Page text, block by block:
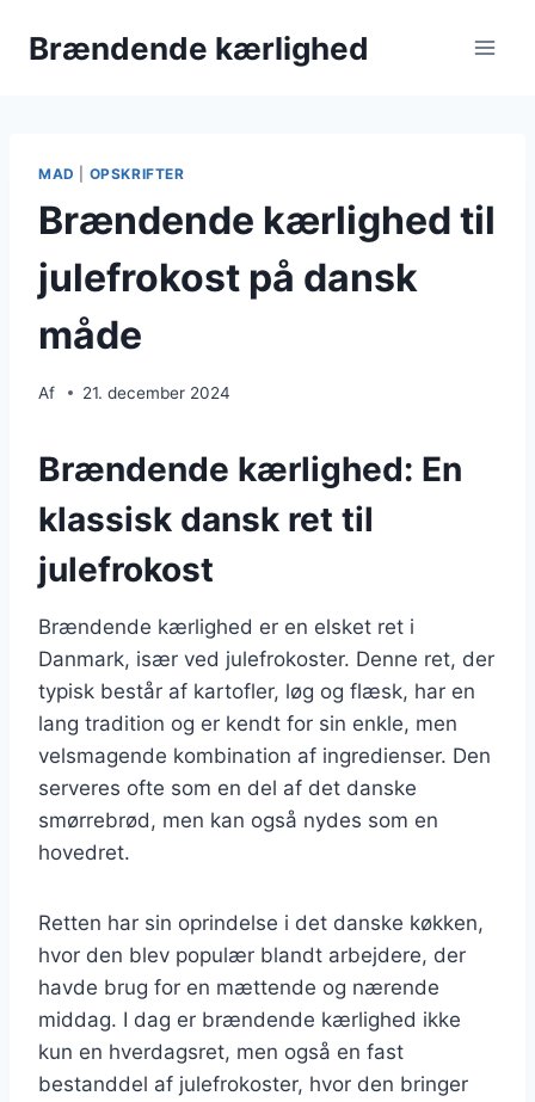
Brændende kærlighed
MAD OPSKRIFTER
Brændende kærlighed til
julefrokost på dansk
måde
Af 21. december 2024
Brændende kærlighed: En
klassisk dansk ret til
julefrokost
Brændende kærlighed er en elsket ret i
Danmark, især ved julefrokoster. Denne ret, der
typisk består af kartofler, løg og flæsk, har en
lang tradition og er kendt for sin enkle, men
velsmagende kombination af ingredienser. Den
serveres ofte som en del af det danske
smørrebrød, men kan også nydes som en
hovedret.
Retten har sin oprindelse i det danske køkken,
hvor den blev populær blandt arbejdere, der
havde brug for en mættende og nærende
middag. I dag er brændende kærlighed ikke
kun en hverdagsret, men også en fast
bestanddel af julefrokoster, hvor den bringer